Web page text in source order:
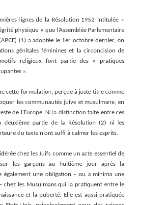
lignes de la Résolution 1952 intitulée «
physique » que l’Assemblée Parlementaire
(1) a adoptée le 1er octobre dernier, on
génitales féminines et la circoncision de
religieux font partie des « pratiques
».
cette formulation, perçue à juste titre comme
les communautés juive et musulmane, en
de l’Europe. Ni la distinction faite entre ces
deuxième partie de la Résolution (2) ni les
du texte n’ont suffi à calmer les esprits.
chez les Juifs comme un acte essentiel de
les garçons au huitième jour après la
également une obligation – ou a minima une
chez les Musulmans qui la pratiquent entre le
et la puberté. Elle est aussi pratiquée